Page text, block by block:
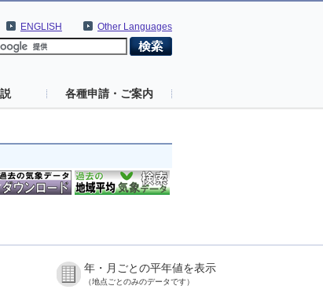
Other Languages
ENGLISH
各種申請・ご案内
年・月ごとの平年値を表示
（地点ごとのみのデータです）